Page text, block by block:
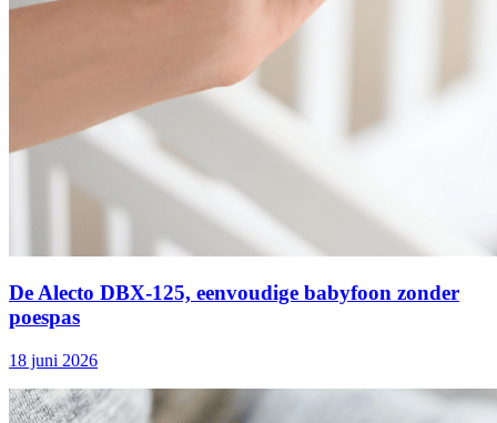
De Alecto DBX‑125, eenvoudige babyfoon zonder
poespas
18 juni 2026